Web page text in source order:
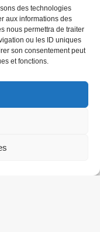
des technologies
aux informations des
nous permettra de traiter
ou les ID uniques
son consentement peut
et fonctions.